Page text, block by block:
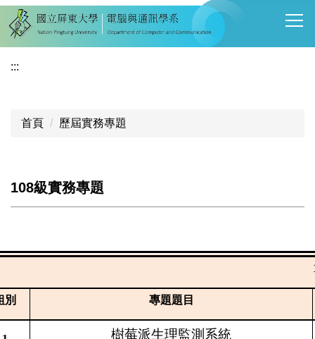
到
主
要
:::
首頁 歷屆實務專題
108級實務專題
別 專題題目
樹莓派生理監測系統